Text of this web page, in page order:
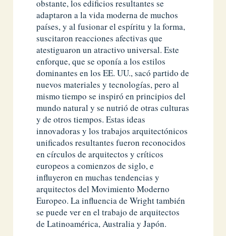
obstante, los edificios resultantes se
adaptaron a la vida moderna de muchos
países, y al fusionar el espíritu y la forma,
suscitaron reacciones afectivas que
atestiguaron un atractivo universal. Este
enforque, que se oponía a los estilos
dominantes en los EE. UU., sacó partido de
nuevos materiales y tecnologías, pero al
mismo tiempo se inspiró en principios del
mundo natural y se nutrió de otras culturas
y de otros tiempos. Estas ideas
innovadoras y los trabajos arquitectónicos
unificados resultantes fueron reconocidos
en círculos de arquitectos y críticos
europeos a comienzos de siglo, e
influyeron en muchas tendencias y
arquitectos del Movimiento Moderno
Europeo. La influencia de Wright también
se puede ver en el trabajo de arquitectos
de Latinoamérica, Australia y Japón.